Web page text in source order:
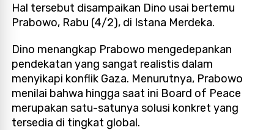
Hal tersebut disampaikan Dino usai bertemu
Prabowo, Rabu (4/2), di Istana Merdeka.
Dino menangkap Prabowo mengedepankan
pendekatan yang sangat realistis dalam
menyikapi konflik Gaza. Menurutnya, Prabowo
menilai bahwa hingga saat ini Board of Peace
merupakan satu-satunya solusi konkret yang
tersedia di tingkat global.